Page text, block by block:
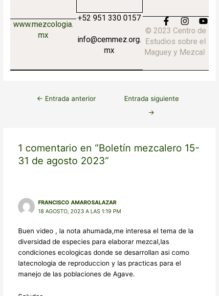
www.mezcologia.
mx
+52 951 330 0157
info@cemmez.org.
mx
F
a
c
e
b
o
f
I
n
s
t
a
r
Y
o
u
t
u
e
© 2023 Centro de
Estudios sobre el
Maguey y Mezcal
← Entrada anterior
Entrada siguiente
→
1 comentario en “Boletín mezcalero 15-
31 de agosto 2023”
FRANCISCO AMAROSALAZAR
18 AGOSTO, 2023 A LAS 1:19 PM
Buen video , la nota ahumada,me interesa el tema de la
diversidad de especies para elaborar mezcal,las
condiciones ecologicas donde se desarrollan asi como
latecnologia de reproduccion y las practicas para el
manejo de las poblaciones de Agave.